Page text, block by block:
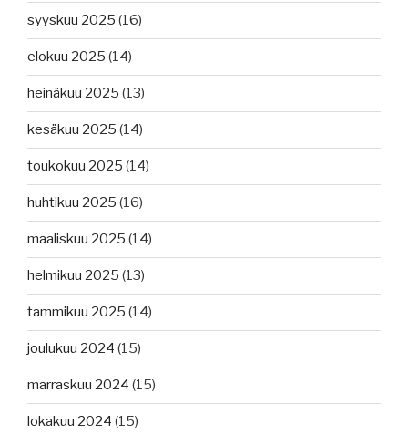
syyskuu 2025 (16)
elokuu 2025 (14)
heinäkuu 2025 (13)
kesäkuu 2025 (14)
toukokuu 2025 (14)
huhtikuu 2025 (16)
maaliskuu 2025 (14)
helmikuu 2025 (13)
tammikuu 2025 (14)
joulukuu 2024 (15)
marraskuu 2024 (15)
lokakuu 2024 (15)